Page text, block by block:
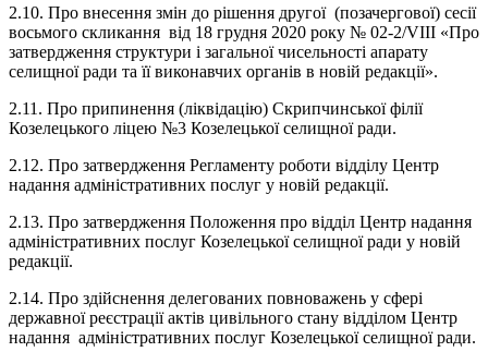
2.10. Про внесення змін до рішення другої (позачергової) сесії
восьмого скликання від 18 грудня 2020 року № 02-2/VIII «Про
затвердження структури і загальної чисельності апарату
селищної ради та її виконавчих органів в новій редакції».
2.11. Про припинення (ліквідацію) Скрипчинської філії
Козелецького ліцею №3 Козелецької селищної ради.
2.12. Про затвердження Регламенту роботи відділу Центр
надання адміністративних послуг у новій редакції.
2.13. Про затвердження Положення про відділ Центр надання
адміністративних послуг Козелецької селищної ради у новій
редакції.
2.14. Про здійснення делегованих повноважень у сфері
державної реєстрації актів цивільного стану відділом Центр
надання адміністративних послуг Козелецької селищної ради.